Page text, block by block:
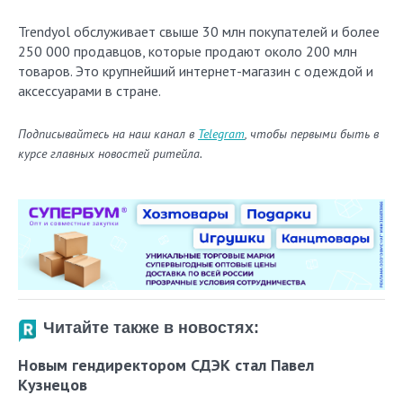
Trendyol обслуживает свыше 30 млн покупателей и более
250 000 продавцов, которые продают около 200 млн
товаров. Это крупнейший интернет-магазин с одеждой и
аксессуарами в стране.
Подписывайтесь на наш канал в Telegram, чтобы первыми быть в
курсе главных новостей ритейла.
Читайте также в новостях:
Новым гендиректором СДЭК стал Павел
Кузнецов